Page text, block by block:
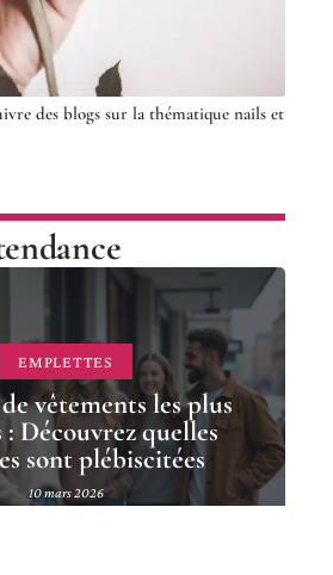
des blogs sur la thématique nails et
EMPLETTES
vêtements les plus
: Découvrez quelles
sont plébiscitées
10 mars 2026